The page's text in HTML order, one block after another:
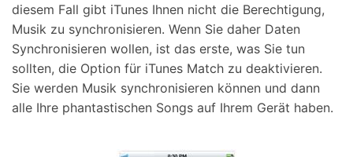
diesem Fall gibt iTunes Ihnen nicht die Berechtigung,
Musik zu synchronisieren. Wenn Sie daher Daten
Synchronisieren wollen, ist das erste, was Sie tun
sollten, die Option für iTunes Match zu deaktivieren.
Sie werden Musik synchronisieren können und dann
alle Ihre phantastischen Songs auf Ihrem Gerät haben.